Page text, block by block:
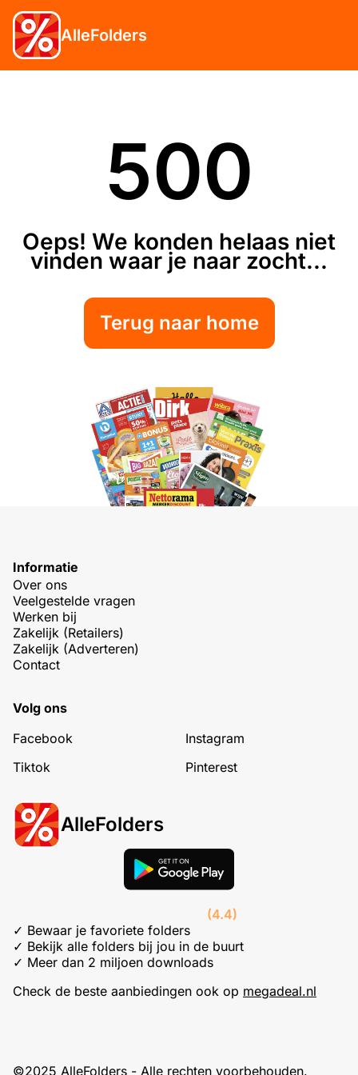
AlleFolders
500
Oeps! We konden helaas niet
vinden waar je naar zocht...
Terug naar home
Informatie
Over ons
Veelgestelde vragen
Werken bij
Zakelijk (Retailers)
Zakelijk (Adverteren)
Contact
Volg ons
Facebook
Instagram
Tiktok
Pinterest
AlleFolders
(4.4)
✓ Bewaar je favoriete folders
✓ Bekijk alle folders bij jou in de buurt
✓ Meer dan 2 miljoen downloads
Check de beste aanbiedingen ook op megadeal.nl
©2025 AlleFolders - Alle rechten voorbehouden.